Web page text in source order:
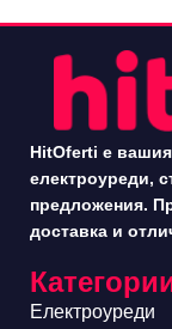
HitOferti е
електроуреди,
предложения.
доставка и
Електроуреди